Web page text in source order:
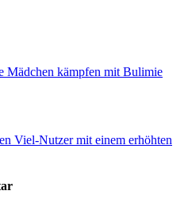
Mädchen kämpfen mit Bulimie
Viel-Nutzer mit einem erhöhten